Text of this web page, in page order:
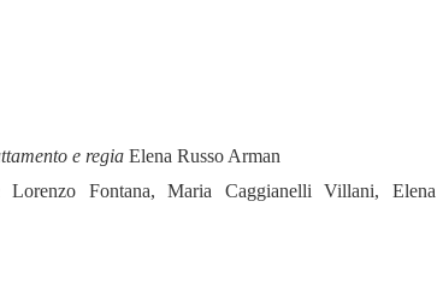
e regiaElena Russo Arman
Lorenzo Fontana, Maria Caggianelli Villani, Elena